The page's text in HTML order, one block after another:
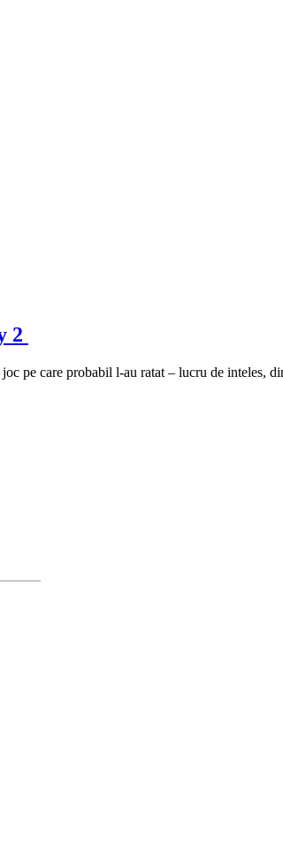
2
pe care probabil l-au ratat – lucru de inteles,